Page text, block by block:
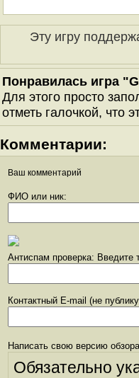
Эту игру
Понравилась игра
Для этого просто
отметь галочкой, что
Комментарии:
Ваш комментарий
ФИО или ник:
Антиспам проверка: Введите
Контактный E-mail (не
Написать свою версию
Обязательно